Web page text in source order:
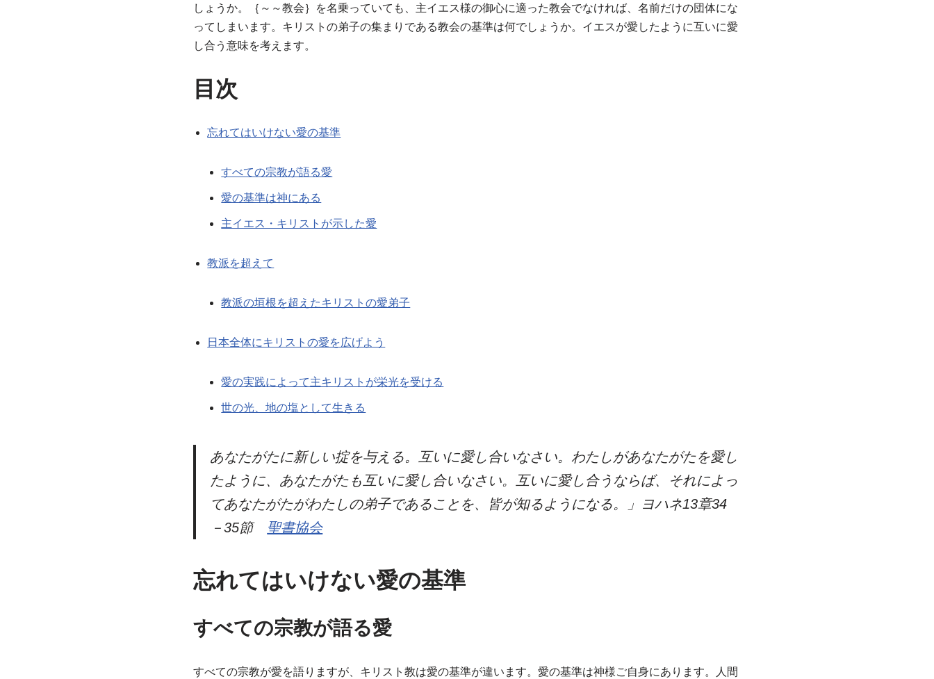
しょうか。｛～～教会｝を名乗っていても、主イエス様の御心に適った教会でなければ、名前だけの団体にな
ってしまいます。キリストの弟子の集まりである教会の基準は何でしょうか。イエスが愛したように互いに愛
し合う意味を考えます。
目次
忘れてはいけない愛の基準
すべての宗教が語る愛
愛の基準は神にある
主イエス・キリストが示した愛
教派を超えて
教派の垣根を超えたキリストの愛弟子
日本全体にキリストの愛を広げよう
愛の実践によって主キリストが栄光を受ける
世の光、地の塩として生きる
あなたがたに新しい掟を与える。互いに愛し合いなさい。わたしがあなたがたを愛し
たように、あなたがたも互いに愛し合いなさい。互いに愛し合うならば、それによっ
てあなたがたがわたしの弟子であることを、皆が知るようになる。」ヨハネ13章34
－35節 聖書協会
忘れてはいけない愛の基準
すべての宗教が語る愛
すべての宗教が愛を語りますが、キリスト教は愛の基準が違います。愛の基準は神様ご自身にあります。人間